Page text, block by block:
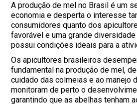
A produção de mel no Brasil é um
economia e desperta o interesse
consumidores quanto dos
favorável e uma grande
possui condições ideais para a
Os apicultores brasileiros
fundamental na produção de mel,
cuidado das colmeias e ao manejo
monitoram de perto o
garantindo que as abelhas tenham